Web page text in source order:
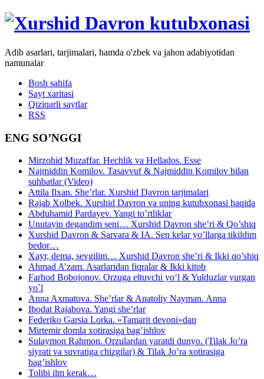
Adib asarlari, tarjimalari, hamda o'zbek va jahon adabiyotidan
namunalar
Bosh sahifa
Sayt xaritasi
Qiziqarli saytlar
RSS
ENG SO’NGGI
Mirzohid Muzaffar. Hechlik va Hellados. Esse
Najmiddin Komilov. Tasavvuf & Najmiddin Komilov bilan
suhbatlar (Video)
Attila Ilxan. She’rlar. Xurshid Davron tarjimalari
Rajab Xolbek. Xurshid Davron va uning kutubxonasi haqida
Abduhamid Pardayev. Yangi to’rtliklar
Unutayin degandim seni… Xurshid Davron she’ri & Qo’shiq
Xurshid Davron & Sarvara & IA. Sen kelar yo’llarga tikildim
bedor…
Xayr, dema, sevgilim… Xurshid Davron she’ri & Ikki qo’shiq
Ahmad A’zam. Asarlaridan fiqralar & Ikki kitob
Farhod Bobojonov. Orzuga eltuvchi yo‘l & Yulduzlar yurgan
yo`l
Anna Axmatova. She’rlar & Anatoliy Nayman. Anna
Ibodat Rajabova. Yangi she’rlar
Federiko Garsia Lorka. «Tamarit devoni»dan
Mirtemir domla xotirasiga bag’ishlov
Sulaymon Rahmon. Orzulardan yaratdi dunyo. (Tilak Jo’ra
siyrati va suvratiga chizgilar) & Tilak Jo’ra xotirasiga
bag’ishlov
Tolibi ilm kerak…